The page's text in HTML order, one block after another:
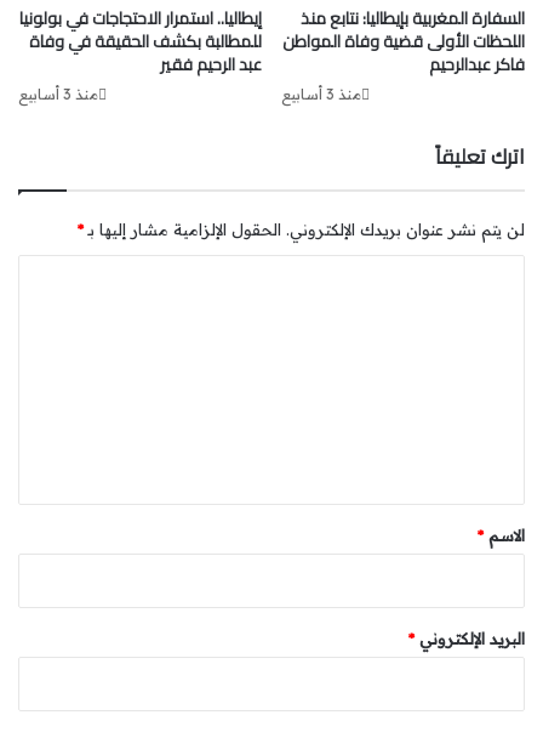
إيطاليا.. استمرار الاحتجاجات في بولونيا
للمطالبة بكشف الحقيقة في وفاة
عبد الرحيم فقير
منذ 3 أسابيع
السفارة المغربية بإيطاليا: نتابع منذ
اللحظات الأولى قضية وفاة المواطن
فاكر عبدالرحيم
منذ 3 أسابيع
اترك تعليقاً
لن يتم نشر عنوان بريدك الإلكتروني. الحقول الإلزامية مشار إليها بـ*
*
الاسم*
البريد الإلكتروني*